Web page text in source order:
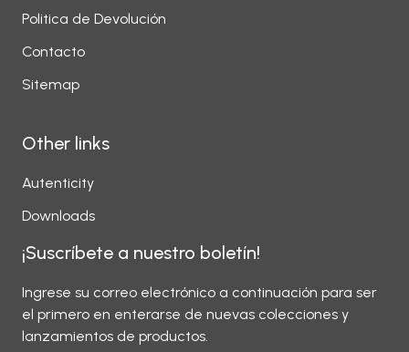
Politica de Devolución
Contacto
Sitemap
Other links
Autenticity
Downloads
¡Suscríbete a nuestro boletín!
Ingrese su correo electrónico a continuación para ser
el primero en enterarse de nuevas colecciones y
lanzamientos de productos.